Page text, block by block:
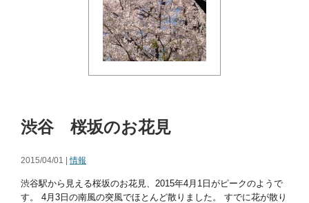
渋谷 桜坂のお花見
2015/04/01 |情報
渋谷駅から見える桜坂のお花見、2015年4月1日がピークのようで
す。 4月3日の南風の突風でほとんど散りました。 すでに花が散り